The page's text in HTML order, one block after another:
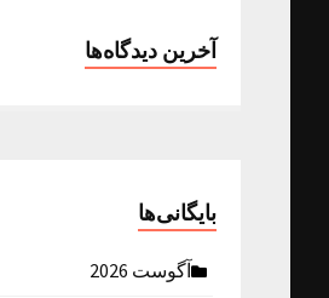
آخرین دیدگاه‌ها
بایگانی‌ها
آگوست 2026